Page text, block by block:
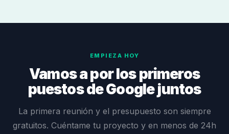
EMPIEZA HOY
Vamos a por los primeros
puestos de Google juntos
La primera reunión y el presupuesto son siempre
gratuitos. Cuéntame tu proyecto y en menos de 24h